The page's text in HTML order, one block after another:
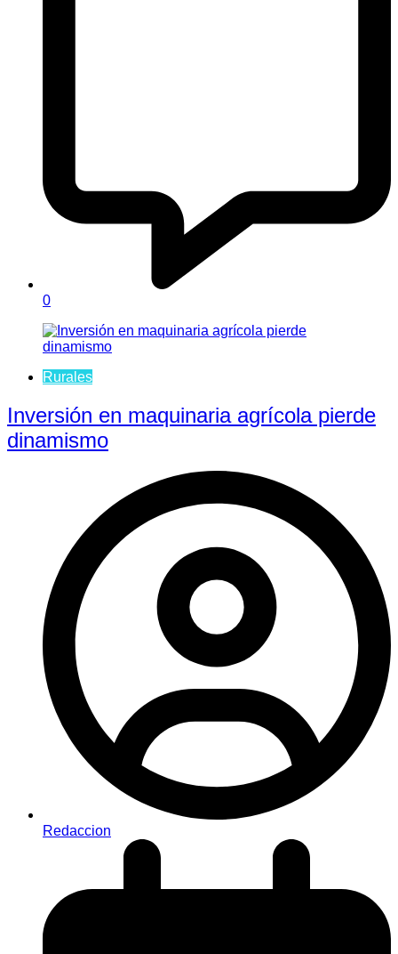
0
Rurales
Inversión en maquinaria agrícola pierde
dinamismo
Redaccion